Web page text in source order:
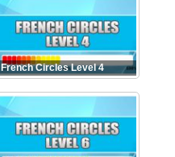
French Circles Level 4